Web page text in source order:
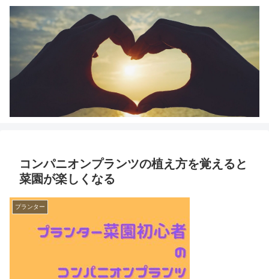
コンパニオンプランツの植え方を覚えると
菜園が楽しくなる
プランター